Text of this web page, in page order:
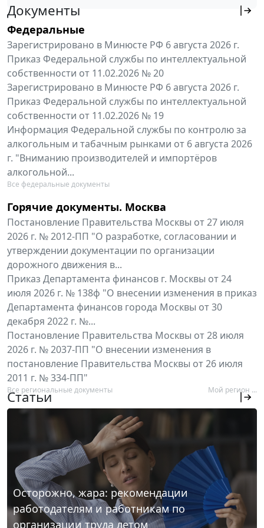
Документы
Федеральные
Зарегистрировано в Минюсте РФ 6 августа 2026 г.
Приказ Федеральной службы по интеллектуальной
собственности от 11.02.2026 № 20
Зарегистрировано в Минюсте РФ 6 августа 2026 г.
Приказ Федеральной службы по интеллектуальной
собственности от 11.02.2026 № 19
Информация Федеральной службы по контролю за
алкогольным и табачным рынками от 6 августа 2026
г. "Вниманию производителей и импортёров
алкогольной...
Все федеральные документы
Горячие документы. Москва
Постановление Правительства Москвы от 27 июля
2026 г. № 2012-ПП "О разработке, согласовании и
утверждении документации по организации
дорожного движения в...
Приказ Департамента финансов г. Москвы от 24
июля 2026 г. № 138ф "О внесении изменения в приказ
Департамента финансов города Москвы от 30
декабря 2022 г. №...
Постановление Правительства Москвы от 28 июля
2026 г. № 2037-ПП "О внесении изменения в
постановление Правительства Москвы от 26 июля
2011 г. № 334-ПП"
Все региональные документы Мой регион ...
Статьи
Осторожно, жара: рекомендации
работодателям и работникам по
организации труда летом